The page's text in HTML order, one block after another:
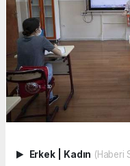
Erkek Kadın (Haberi